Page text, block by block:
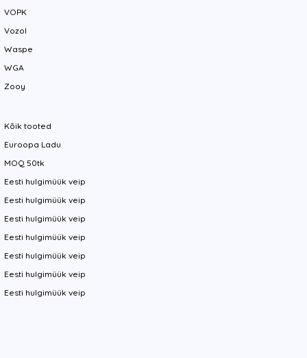
VOPK
Vozol
Waspe
WGA
Zooy
Kõik tooted
Euroopa Ladu
MOQ 50tk
Eesti hulgimüük veip
Eesti hulgimüük veip
Eesti hulgimüük veip
Eesti hulgimüük veip
Eesti hulgimüük veip
Eesti hulgimüük veip
Eesti hulgimüük veip